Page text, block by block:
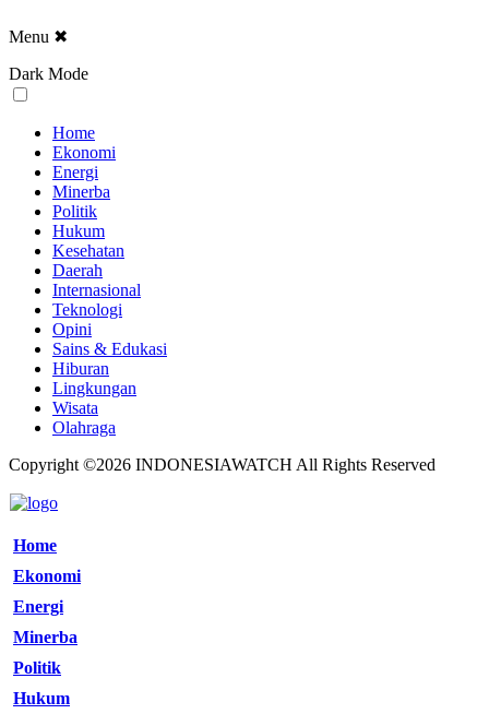
Menu ✖
Dark Mode
Home
Ekonomi
Energi
Minerba
Politik
Hukum
Kesehatan
Daerah
Internasional
Teknologi
Opini
Sains & Edukasi
Hiburan
Lingkungan
Wisata
Olahraga
Copyright ©2026 INDONESIAWATCH All Rights Reserved
Home
Ekonomi
Energi
Minerba
Politik
Hukum